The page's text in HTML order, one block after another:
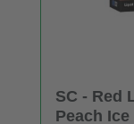
SC - Red
Peach Ice